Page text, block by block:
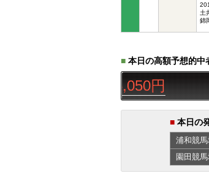
土
錦
■ 本日の高額予想的中
15,050円
■ 本日の
浦和競
園田競